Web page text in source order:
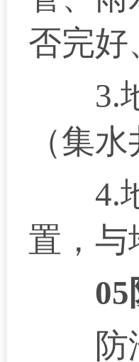
否完好
3.地
（集
4.地
置，与
05防
防汛